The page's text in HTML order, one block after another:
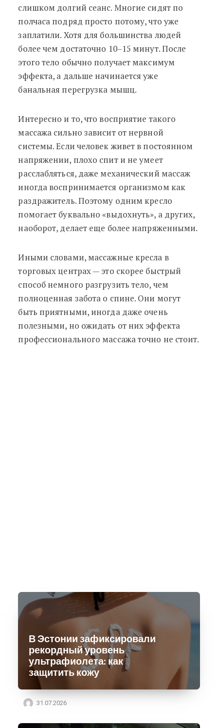
слишком долгий сеанс. Многие сидят по
полчаса подряд просто потому, что уже
заплатили. Хотя для большинства людей
более чем достаточно 10–15 минут. После
этого тело обычно получает максимум
эффекта, а дальше начинается уже
банальная перегрузка мышц.
Интересно и то, что восприятие такого
массажа сильно зависит от нервной
системы. Если человек живет в постоянном
напряжении, плохо спит и не умеет
расслабляться, даже механический массаж
иногда воспринимается организмом как
раздражитель. Поэтому одним кресло
помогает буквально «выдохнуть», а других,
наоборот, делает еще более напряженными.
Иными словами, массажные кресла в
торговых центрах — это скорее быстрый
способ немного разгрузить тело, чем
полноценная забота о спине. Они могут
быть приятными, иногда даже очень
полезными, но ожидать от них эффекта
профессионального массажа точно не стоит.
В Эстонии зафиксировали
рекордный уровень
ультрафиолета: как
защитить кожу
31.07.2026